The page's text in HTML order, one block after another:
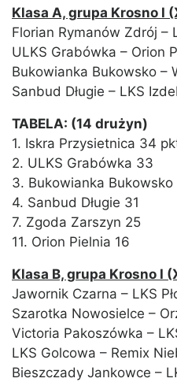
Klasa A, grupa Krosno I
Florian Rymanów Zdrój –
ULKS Grabówka – Orion
Bukowianka Bukowsko –
Sanbud Długie – LKS
TABELA: (14 drużyn)
1. Iskra Przysietnica 34
2. ULKS Grabówka 33
3. Bukowianka Bukowsko
4. Sanbud Długie 31
7. Zgoda Zarszyn 25
11. Orion Pielnia 16
Klasa B, grupa Krosno I
Jawornik Czarna – LKS
Szarotka Nowosielce –
Victoria Pakoszówka –
LKS Golcowa – Remix
Bieszczady Jankowce –